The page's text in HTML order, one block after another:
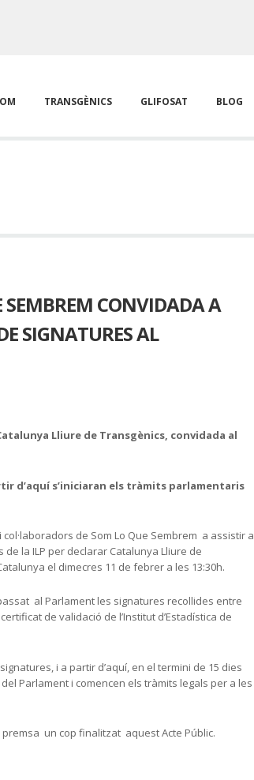
TRANSGÈNICS GLIFOSAT BLOG
CONVIDADA A
SIGNATURES AL
Lliure de Transgènics, convidada al
d’aquí s’iniciaran els tràmits parlamentaris
de Som Lo Que Sembrem a assistir a
de la ILP per declarar Catalunya Lliure de
el dimecres 11 de febrer a les 13:30h.
al Parlament les signatures recollides entre
de validació de l’Institut d’Estadística de
i a partir d’aquí, en el termini de 15 dies
Parlament i comencen els tràmits legals per a les
un cop finalitzat aquest Acte Públic.